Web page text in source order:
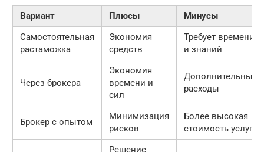
Вариант Плюсы
Минусы
Самостоятельная
растаможка
Экономия
средств
Требует времени
и знаний
Через брокера
Экономия
времени и
сил
Дополнительные
расходы
Брокер с опытом
Минимизация
рисков
Более высокая
стоимость услуг
Решение